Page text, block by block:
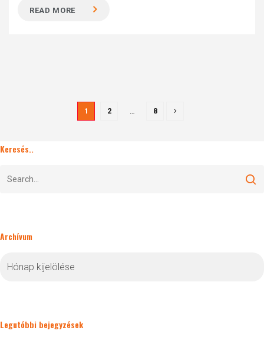
READ MORE
1 2 … 8
Keresés..
Archívum
Legutóbbi bejegyzések